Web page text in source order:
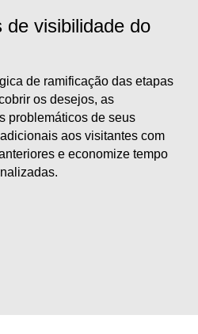
de visibilidade do
de ramificação das etapas
os desejos, as
problemáticos de seus
aos visitantes com
e economize tempo